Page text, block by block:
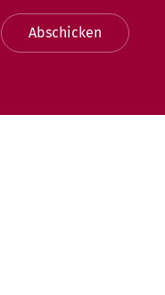
Abschicken